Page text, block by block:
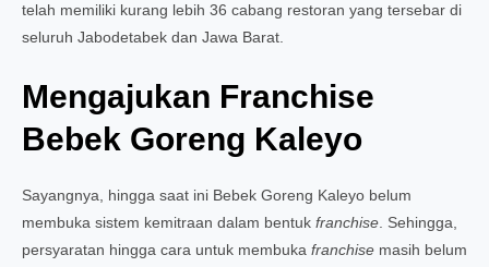
telah memiliki kurang lebih 36 cabang restoran yang tersebar di
seluruh Jabodetabek dan Jawa Barat.
Mengajukan Franchise
Bebek Goreng Kaleyo
Sayangnya, hingga saat ini Bebek Goreng Kaleyo belum
membuka sistem kemitraan dalam bentuk franchise . Sehingga,
persyaratan hingga cara untuk membuka franchise masih belum